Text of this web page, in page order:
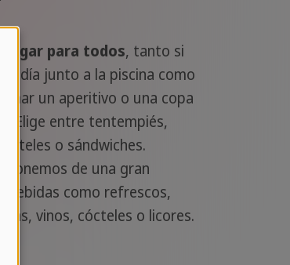
lugar para todos, tanto si
el día junto a la piscina como
un aperitivo o una copa
Elige entre tentempiés,
o sándwiches.
de una gran
bebidas como refrescos,
vinos, cócteles o licores.